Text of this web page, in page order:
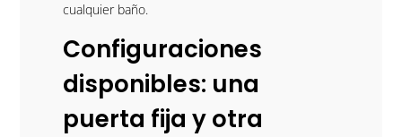
cualquier baño.
Configuraciones
disponibles: una
puerta fija y otra